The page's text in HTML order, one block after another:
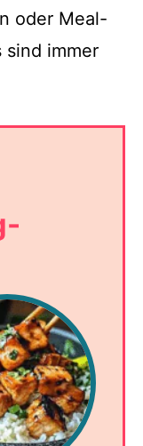
oder Meal-
sind immer